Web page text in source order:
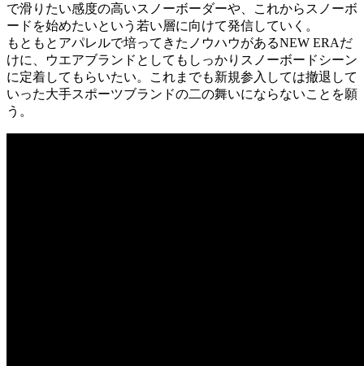
で滑りたい感度の高いスノーボーダーや、これからスノーボ
ードを始めたいという若い層に向けて発信していく。
もともとアパレルで培ってきたノウハウがあるNEW ERAだ
けに、ウエアブランドとしてもしっかりスノーボードシーン
に定着してもらいたい。これまでも新規参入しては撤退して
いった大手スポーツブランドの二の舞いにならないことを願
う。